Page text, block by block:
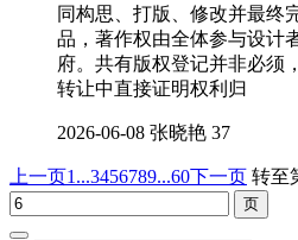
同构思、打版、修改并最终
品，著作权由全体参与设计
府。共有版权登记并非必须
转让中直接证明权利归
2026-06-08 张晓艳 37
上一页1...3456789...60下一页 转至